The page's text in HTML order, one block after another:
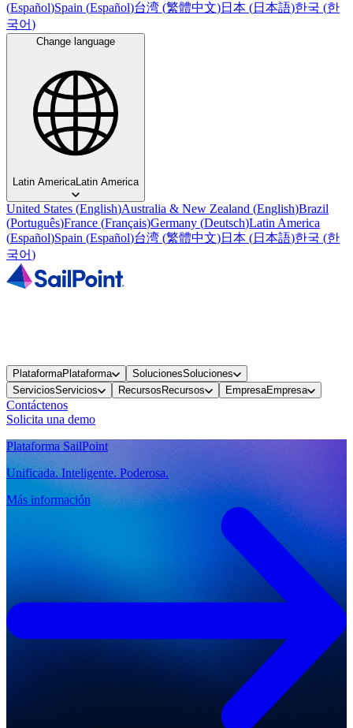
(Español)Spain (Español)台湾 (繁體中文)日本 (日本語)한국 (한
국어)
Change language
Latin AmericaLatin America
United States (English)Australia & New Zealand (English)Brazil
(Português)France (Français)Germany (Deutsch)Latin America
(Español)Spain (Español)台湾 (繁體中文)日本 (日本語)한국 (한
국어)
PlataformaPlataforma SolucionesSoluciones
ServiciosServicios Recursos Recursos EmpresaEmpresa
Contáctenos
Solicita una demo
Plataforma SailPoint
Unificada. Inteligente. Poderosa.
Más información